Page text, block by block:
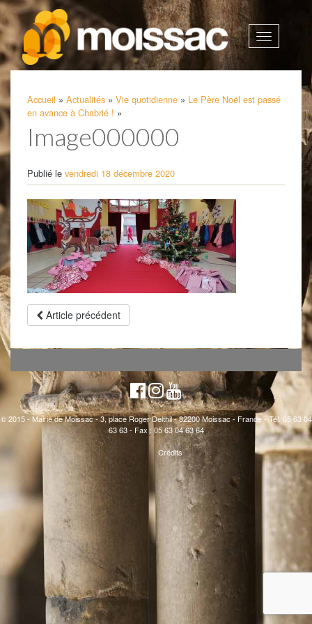
Afficher
Accueil » Actualités » Vie quotidienne » Le Père Noël est passé
en avance à Chabrié ! »
Image000000
Publié le vendredi 18 décembre 2020
Article précédent
© 2015 - Mairie de Moissac - 3, place Roger Delthil - 82200 Moissac - France - Tél. 05 63 04
63 63 - Fax : 05 63 04 63 64
Crédits